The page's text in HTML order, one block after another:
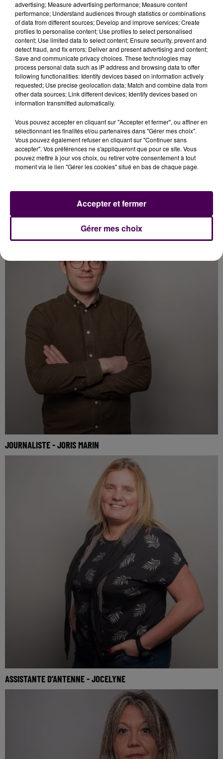
JOURNALISTE - CLÉMENT CHAPUSOT
JOURNALISTE - JORIS MARIN
ASSISTANTE D'ANTENNE - JOCELYNE
advertising; Measure advertising performance; Measure content
performance; Understand audiences through statistics or combinations
of data from different sources; Develop and improve services; Create
profiles to personalise content; Use profiles to select personalised
content; Use limited data to select content; Ensure security, prevent and
detect fraud, and fix errors; Deliver and present advertising and content;
Save and communicate privacy choices. These technologies may
process personal data such as IP address and browsing data to offer
following functionalities: Identify devices based on information actively
requested; Use precise geolocation data; Match and combine data from
other data sources; Link different devices; Identify devices based on
information transmitted automatically.
Vous pouvez accepter en cliquant sur "Accepter et fermer", ou affiner en
sélectionnant les finalités et/ou partenaires dans "Gérer mes choix".
Vous pouvez également refuser en cliquant sur "Continuer sans
accepter". Vos préférences ne s'appliqueront que pour ce site. Vous
pouvez mettre à jour vos choix, ou retirer votre consentement à tout
moment via le lien "Gérer les cookies" situé en bas de chaque page.
Gérer mes choix
Accepter et fermer